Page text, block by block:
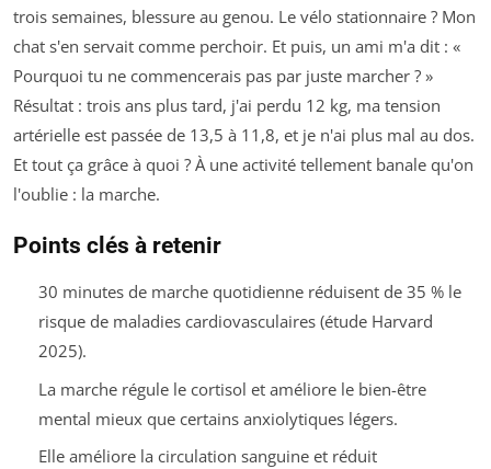
trois semaines, blessure au genou. Le vélo stationnaire ? Mon
chat s'en servait comme perchoir. Et puis, un ami m'a dit : «
Pourquoi tu ne commencerais pas par juste marcher ? »
Résultat : trois ans plus tard, j'ai perdu 12 kg, ma tension
artérielle est passée de 13,5 à 11,8, et je n'ai plus mal au dos.
Et tout ça grâce à quoi ? À une activité tellement banale qu'on
l'oublie : la marche.
Points clés à retenir
30 minutes de marche quotidienne réduisent de 35 % le
risque de maladies cardiovasculaires (étude Harvard
2025).
La marche régule le cortisol et améliore le bien-être
mental mieux que certains anxiolytiques légers.
Elle améliore la circulation sanguine et réduit